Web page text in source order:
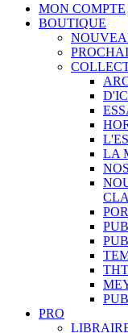
MON COMPTE
BOUTIQUE
LA
PRO